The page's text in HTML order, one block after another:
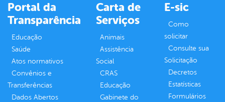
Portal da
Transparência
Educação
Saúde
Atos normativos
Convênios e
Transferências
Dados Abertos
Carta de
Serviços
Animais
Assistência
Social
CRAS
Educação
Gabinete do
E-sic
Como
solicitar
Consulte sua
Solicitação
Decretos
Estatísticas
Formulários